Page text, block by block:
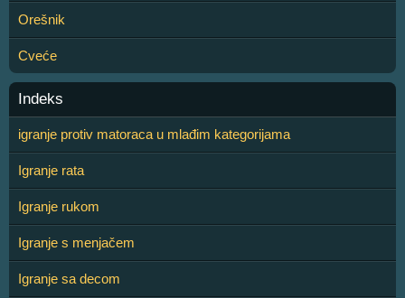
Orešnik
Cveće
Indeks
igranje protiv matoraca u mlađim kategorijama
Igranje rata
Igranje rukom
Igranje s menjačem
Igranje sa decom